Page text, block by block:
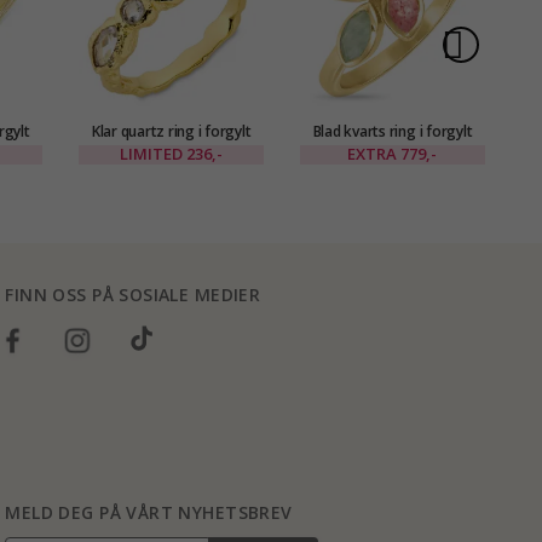
Klar quartz ring i forgylt
messing - Eliné
LIMITED 236,-
Blad kvarts ring i forgylt
sølv - Loom Stones
EXTRA 779,-
FINN OSS PÅ SOSIALE MEDIER
MELD DEG PÅ VÅRT NYHETSBREV